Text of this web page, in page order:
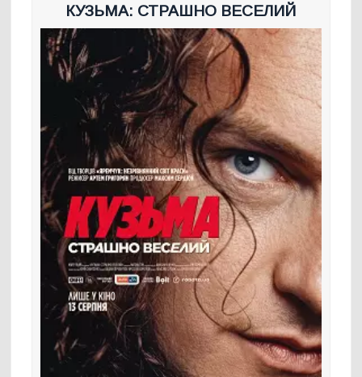
КУЗЬМА: СТРАШНО ВЕСЕЛИЙ